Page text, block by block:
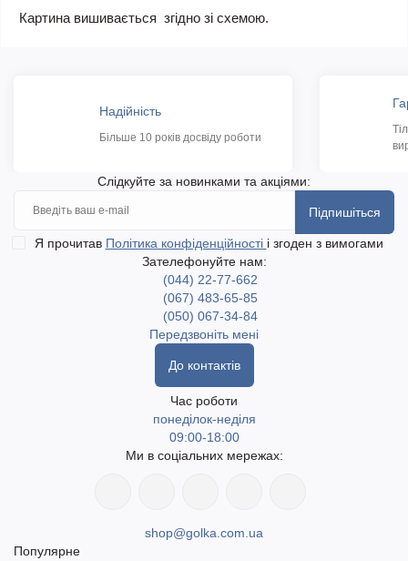
Картина вишивається згідно зі схемою.
Надійність
Більше 10 років досвіду роботи
Слідкуйте за новинками та акціями:
Підпишіться
Я прочитав Політика конфіденційності і згоден з вимогами
Зателефонуйте нам:
(044) 22-77-662
(067) 483-65-85
(050) 067-34-84
Передзвоніть мені
До контактів
Час роботи
понеділок-неділя
09:00-18:00
Ми в соціальних мережах:
shop@golka.com.ua
Популярне